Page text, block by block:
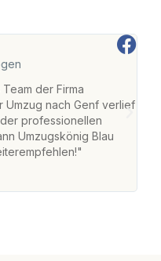
der Firma
Umzug nach Genf verlief
professionellen
Umzugskönig Blau